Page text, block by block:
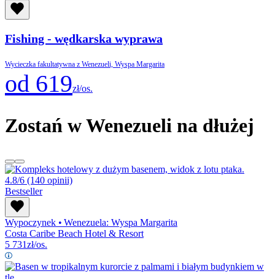
Fishing - wędkarska wyprawa
Wycieczka fakultatywna z Wenezueli, Wyspa Margarita
od 619zł/os.
Zostań w Wenezueli na dłużej
4.8/6 (140 opinii)
Bestseller
Wypoczynek • Wenezuela: Wyspa Margarita
Costa Caribe Beach Hotel & Resort
5 731zł/os.